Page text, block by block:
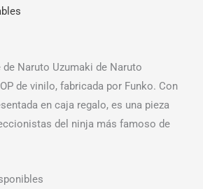
Naruto Uzumaki de Naruto
de vinilo, fabricada por Funko. Con
en caja regalo, es una pieza
del ninja más famoso de